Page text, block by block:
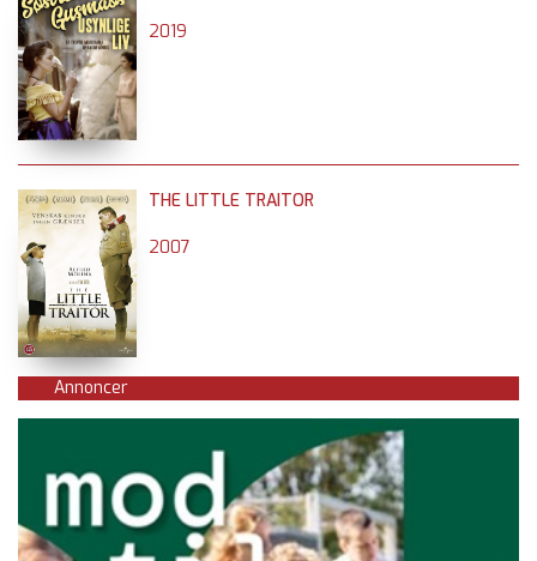
2019
THE LITTLE TRAITOR
2007
Annoncer